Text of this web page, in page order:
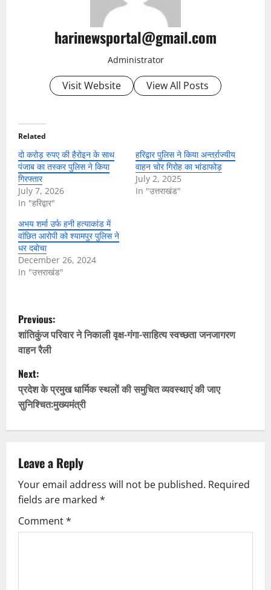
harinewsportal@gmail.com
Administrator
Visit Website View All Posts
Related
दो करोड़ रुपए की हैरोइन के साथ
पंजाब का तस्कर पुलिस ने किया
गिरफ्तार
July 7, 2026
In "हरिद्वार"
हरिद्वार पुलिस ने किया अन्तर्ऱाज्यीय
वाहन चोर गिरोह का भांडाफोड़
July 2, 2025
In "उत्तराखंड"
अभय शर्मा उर्फ हनी हत्याकांड में
वांछित आरोपी को श्यामपुर पुलिस ने
धर दबोचा
December 26, 2024
In "उत्तराखंड"
P
o
s
t
n
v
i
g
Previous:
शांतिकुंज परिवार ने निकाली वृक्ष-गंगा-साहित्य स्वच्छता जनजागरण
वाहन रैली
Next:
प्रदेश के प्रमुख धार्मिक स्थलों की समुचित व्यवस्थाएं की जाए
सुनिश्चित:मुख्यमंत्री
Leave a Reply
Your email address will not be published. Required
fields are marked *
Comment*